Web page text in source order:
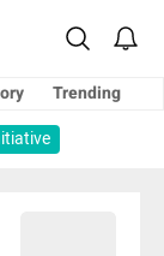
Trending